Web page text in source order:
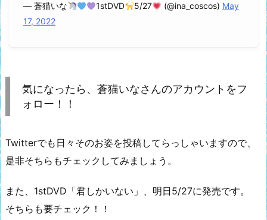
— 蒼猫いな 1stDVD 5/27 (@ina_coscos) May
17, 2022
気になったら、蒼猫いなさんのアカウントをフ
ォロー！！
Twitterでも日々そのお姿を投稿してらっしゃいますので、
是非そちらもチェックしてみましょう。
また、1stDVD「君しかいない」、明日5/27に発売です。
そちらも要チェック！！